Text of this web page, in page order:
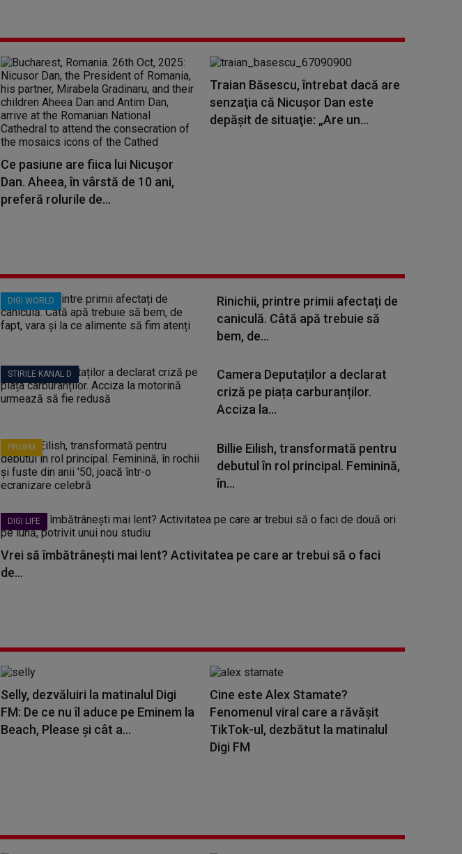
Ce pasiune are fiica lui Nicușor
Dan. Aheea, în vârstă de 10 ani,
preferă rolurile de...
Traian Băsescu, întrebat dacă are
senzaţia că Nicuşor Dan este
depăşit de situaţie: „Are un...
DIGI WORLD
Rinichii, printre primii afectați de
caniculă. Câtă apă trebuie să
bem, de...
STIRILE KANAL D
Camera Deputaților a declarat
criză pe piața carburanților.
Acciza la...
PROFM
Billie Eilish, transformată pentru
debutul în rol principal. Feminină,
în...
DIGI LIFE
Vrei să îmbătrânești mai lent? Activitatea pe care ar trebui să o faci
de...
Selly, dezvăluiri la matinalul Digi
FM: De ce nu îl aduce pe Eminem la
Beach, Please și cât a...
Cine este Alex Stamate?
Fenomenul viral care a răvășit
TikTok-ul, dezbătut la matinalul
Digi FM